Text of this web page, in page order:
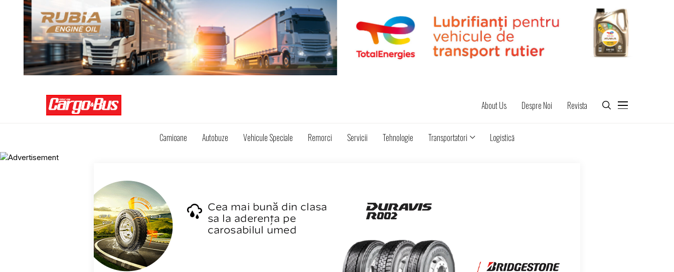
About Us Despre Noi Revista
Camioane Autobuze Vehicule Speciale Remorci Servicii Tehnologie Transportatori Logistică